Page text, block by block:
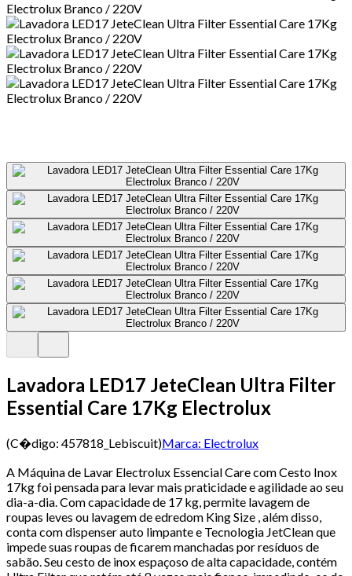
Lavadora LED17 JeteClean Ultra Filter
Essential Care 17Kg Electrolux
(C�digo: 457818_Lebiscuit)Marca: Electrolux
A Máquina de Lavar Electrolux Essencial Care com Cesto Inox
17kg foi pensada para levar mais praticidade e agilidade ao seu
dia-a-dia. Com capacidade de 17 kg, permite lavagem de
roupas leves ou lavagem de edredom King Size , além disso,
conta com dispenser auto limpante e Tecnologia JetClean que
impede suas roupas de ficarem manchadas por resíduos de
sabão. Seu cesto de inox espaçoso de alta capacidade, contém